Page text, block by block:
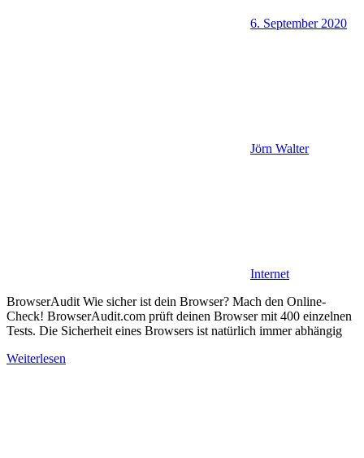
6. September 2020
Jörn Walter
Internet
BrowserAudit Wie sicher ist dein Browser? Mach den Online-
Check! BrowserAudit.com prüft deinen Browser mit 400 einzelnen
Tests. Die Sicherheit eines Browsers ist natürlich immer abhängig
Weiterlesen